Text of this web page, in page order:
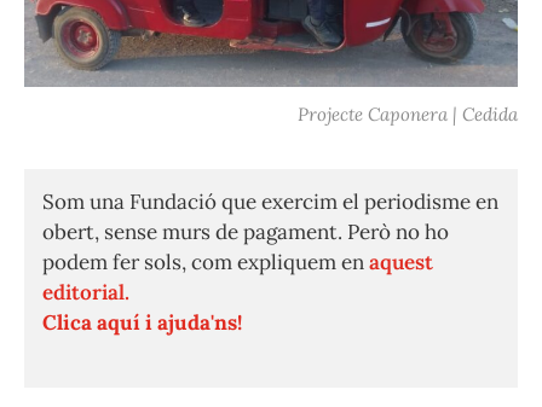
Projecte Caponera | Cedida
Som una Fundació que exercim el periodisme en
obert, sense murs de pagament. Però no ho
podem fer sols, com expliquem enaquest
editorial.
Clica aquí i ajuda'ns!